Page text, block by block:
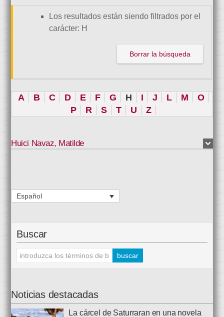
Los resultados están siendo filtrados por el
carácter: H
Borrar la búsqueda
A B C D E F G H I J L M
O
P
R S T U Z
Huici Navaz, Matilde
Español
Buscar
Noticias destacadas
La cárcel de Saturraran en una novela